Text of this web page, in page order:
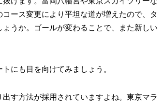
ース変更により平坦な道が増えたので、タ
うか。ゴールが変わることで、また新しい
にも目を向けてみましょう。
す方法が採用されていますよね。東京マラ